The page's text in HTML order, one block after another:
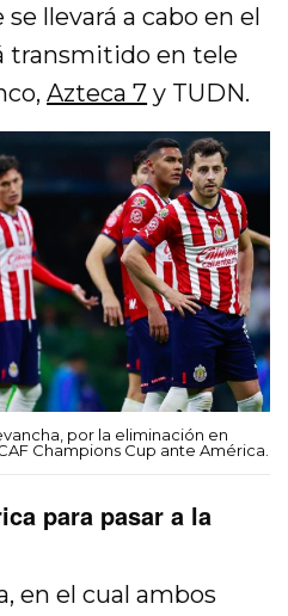
llevará a cabo en el
transmitido en tele
Azteca 7 y TUDN.
por la eliminación en
Champions Cup ante América.
para pasar a la
en el cual ambos